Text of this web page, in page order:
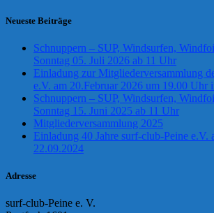
Neueste Beiträge
Schnuppern – SUP, Windsurfen,
Sonntag 05. Juli 2026 ab 11 Uhr
Einladung zur Mitgliederversammlung
e.V. am 20.Februar 2026 um 19.00 Uhr
Schnuppern – SUP, Windsurfen,
Sonntag 15. Juni 2025 ab 11 Uhr
Mitgliederversammlung 2025
Einladung 40 Jahre surf-club-Peine e.V.
22.09.2024
Adresse
surf-club-Peine e. V.